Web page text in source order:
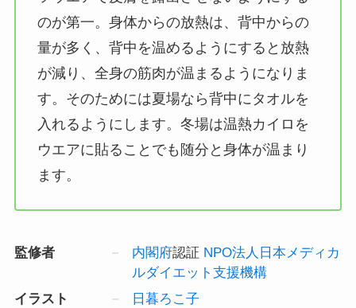
のが第一。身体からの放熱は、背中からの
量が多く、背中を温めるようにすると放熱
が減り、全身の筋肉が温まるようになりま
す。そのためには夏場なら背中にタオルを
入れるようにします。冬場は温熱カイロを
ウエアに貼ることでも随分と身体が温まり
ます。
監修者 内閣府認証 NPO法人日本メディカ
ルダイエット支援機構
イラスト
日暮ろこ子